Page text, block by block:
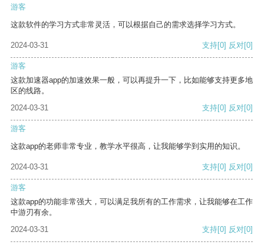
游客
这款软件的学习方式非常灵活，可以根据自己的需求选择学习方式。
2024-03-31 支持[0] 反对[0]
游客
这款加速器app的加速效果一般，可以再提升一下，比如能够支持更多地
区的线路。
2024-03-31
支持[0] 反对[0]
游客
这款app的老师非常专业，教学水平很高，让我能够学到实用的知识。
2024-03-31 支持[0] 反对[0]
游客
这款app的功能非常强大，可以满足我所有的工作需求，让我能够在工作
中游刃有余。
2024-03-31
支持[0] 反对[0]